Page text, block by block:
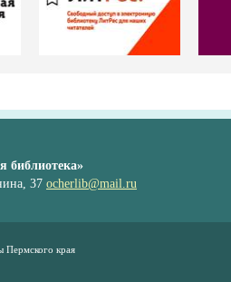
библиотека»
37 ocherlib@mail.ru
Пермского края